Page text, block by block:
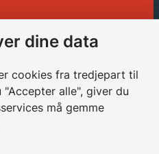
dine data
cookies fra tredjepart til
alle", giver du
må gemme